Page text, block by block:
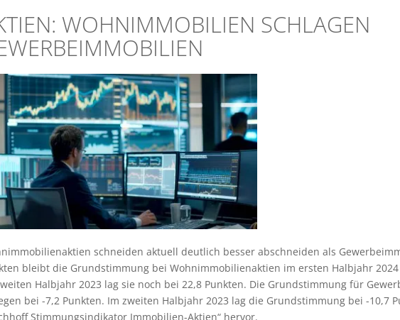
WOHNIMMOBILIEN SCHLAGEN
schneiden aktuell deutlich besser abschneiden als
bleibt die Grundstimmung bei Wohnimmobilienaktien im ersten Halbjahr
Halbjahr 2023 lag sie noch bei 22,8 Punkten. Die Grundstimmung für
bei -7,2 Punkten. Im zweiten Halbjahr 2023 lag die Grundstimmung bei -10,7
Stimmungsindikator Immobilien-Aktien“ hervor.